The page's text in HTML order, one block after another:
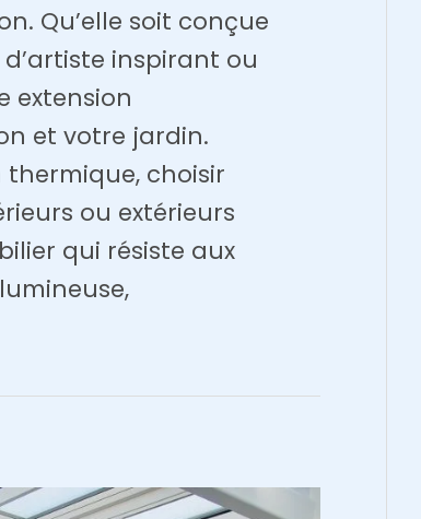
Qu’elle soit conçue
inspirant ou
extension
et votre jardin.
thermique, choisir
ou extérieurs
qui résiste aux